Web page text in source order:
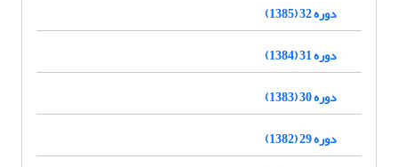
دوره 32 (1385)
دوره 31 (1384)
دوره 30 (1383)
دوره 29 (1382)